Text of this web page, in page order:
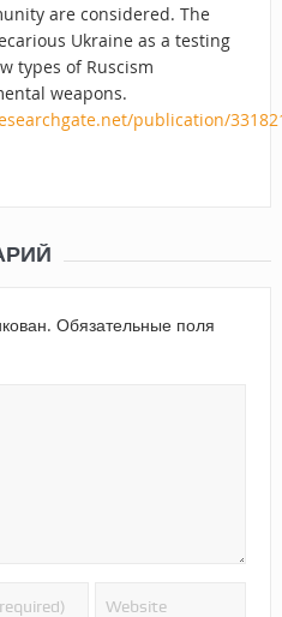
are considered. The
Ukraine as a testing
types of Ruscism
weapons.
publication/
Обязательные поля